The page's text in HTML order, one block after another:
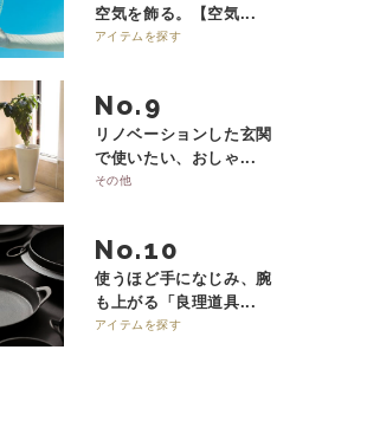
空気を飾る。【空気...
アイテムを探す
No.
リノベーションした玄関
で使いたい、おしゃ...
その他
No.
使うほど手になじみ、腕
も上がる「良理道具...
アイテムを探す